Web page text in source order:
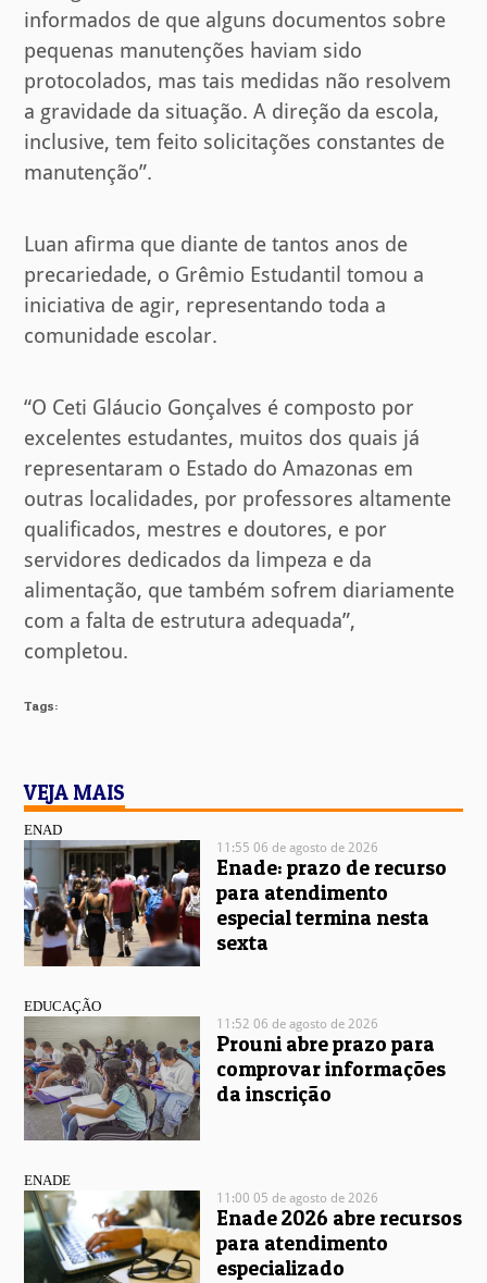
informados de que alguns documentos sobre
pequenas manutenções haviam sido
protocolados, mas tais medidas não resolvem
a gravidade da situação. A direção da escola,
inclusive, tem feito solicitações constantes de
manutenção”.
Luan afirma que diante de tantos anos de
precariedade, o Grêmio Estudantil tomou a
iniciativa de agir, representando toda a
comunidade escolar.
“O Ceti Gláucio Gonçalves é composto por
excelentes estudantes, muitos dos quais já
representaram o Estado do Amazonas em
outras localidades, por professores altamente
qualificados, mestres e doutores, e por
servidores dedicados da limpeza e da
alimentação, que também sofrem diariamente
com a falta de estrutura adequada”,
completou.
Tags:
VEJA MAIS
ENAD
11:55 06 de agosto de 2026
Enade: prazo de recurso
para atendimento
especial termina nesta
sexta
EDUCAÇÃO
11:52 06 de agosto de 2026
Prouni abre prazo para
comprovar informações
da inscrição
ENADE
11:00 05 de agosto de 2026
Enade 2026 abre recursos
para atendimento
especializado